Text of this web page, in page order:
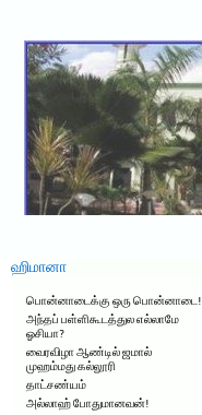
ஹிமானா
பொன்னாடைக்கு ஒரு பொன்னாடை!
அந்தப் பள்ளிகூடத்துல எல்லாமே
ஓசியா?
வைரவிழா ஆண்டில் ஜமால்
முஹம்மது கல்லூரி
தாட்சண்யம்
அல்லாஹ் போதுமானவன்!